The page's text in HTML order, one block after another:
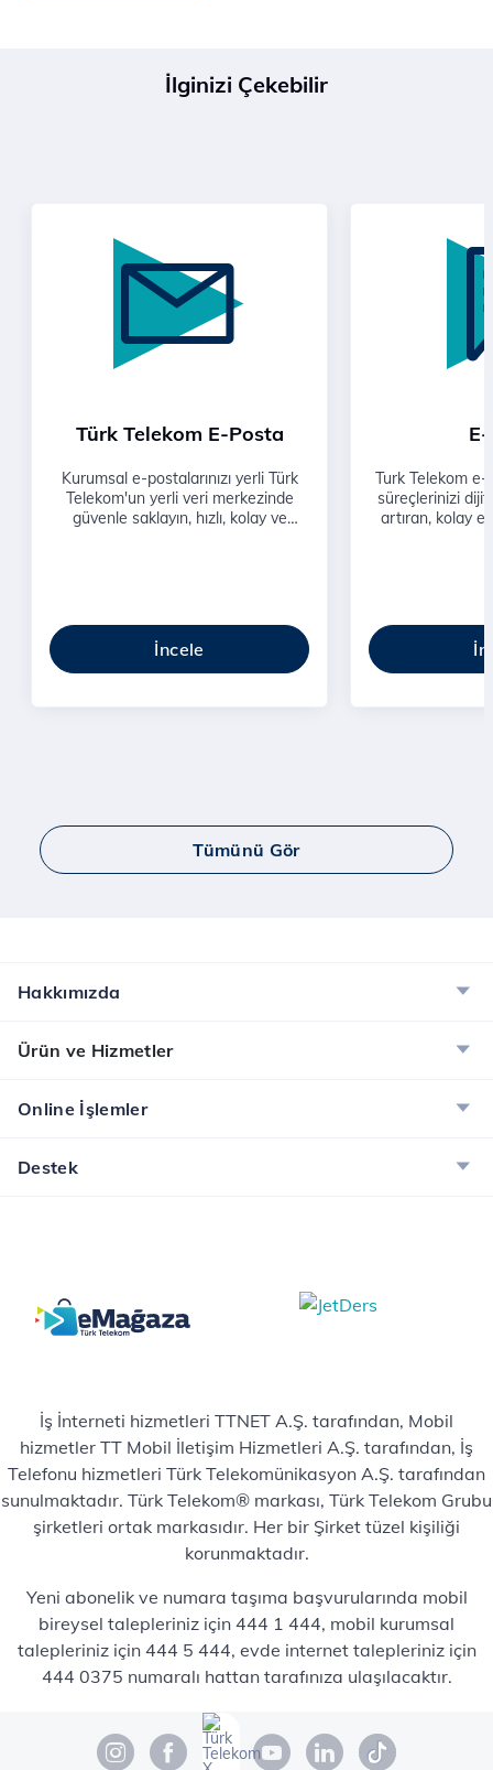
İlginizi Çekebilir
Türk Telekom E-Posta
Kurumsal e-postalarınızı yerli Türk
Telekom'un yerli veri merkezinde
güvenle saklayın, hızlı, kolay ve
İncele
Turk Telekom
süreçlerinizi
artıran, kolay
Tümünü Gör
Hakkımızda
Ürün ve Hizmetler
Online İşlemler
Destek
İş İnterneti hizmetleri TTNET A.Ş. tarafından, Mobil
hizmetler TT Mobil İletişim Hizmetleri A.Ş. tarafından, İş
Telefonu hizmetleri Türk Telekomünikasyon A.Ş. tarafından
sunulmaktadır. Türk Telekom® markası, Türk Telekom Grubu
şirketleri ortak markasıdır. Her bir Şirket tüzel kişiliği
korunmaktadır.
Yeni abonelik ve numara taşıma başvurularında mobil
bireysel talepleriniz için 444 1 444, mobil kurumsal
talepleriniz için 444 5 444, evde internet talepleriniz için
444 0375 numaralı hattan tarafınıza ulaşılacaktır.